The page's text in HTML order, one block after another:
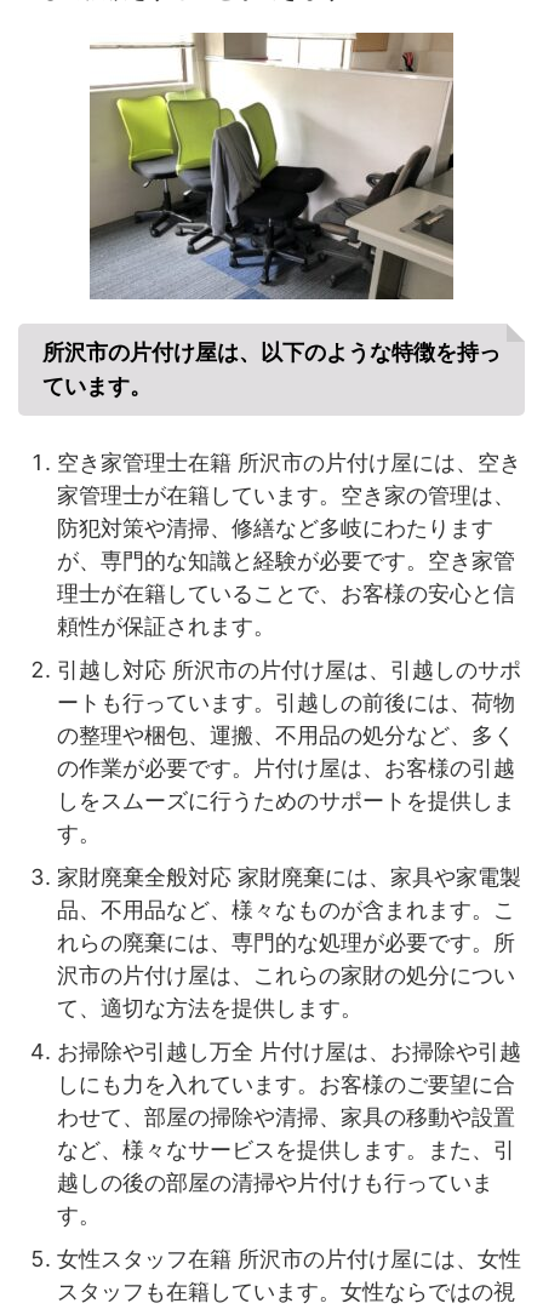
所沢市の片付け屋は、以下のような特徴を持っ
ています。
空き家管理士在籍 所沢市の片付け屋には、空き
家管理士が在籍しています。空き家の管理は、
防犯対策や清掃、修繕など多岐にわたります
が、専門的な知識と経験が必要です。空き家管
理士が在籍していることで、お客様の安心と信
頼性が保証されます。
引越し対応 所沢市の片付け屋は、引越しのサポ
ートも行っています。引越しの前後には、荷物
の整理や梱包、運搬、不用品の処分など、多く
の作業が必要です。片付け屋は、お客様の引越
しをスムーズに行うためのサポートを提供しま
す。
家財廃棄全般対応 家財廃棄には、家具や家電製
品、不用品など、様々なものが含まれます。こ
れらの廃棄には、専門的な処理が必要です。所
沢市の片付け屋は、これらの家財の処分につい
て、適切な方法を提供します。
お掃除や引越し万全 片付け屋は、お掃除や引越
しにも力を入れています。お客様のご要望に合
わせて、部屋の掃除や清掃、家具の移動や設置
など、様々なサービスを提供します。また、引
越しの後の部屋の清掃や片付けも行っていま
す。
女性スタッフ在籍 所沢市の片付け屋には、女性
スタッフも在籍しています。女性ならではの視